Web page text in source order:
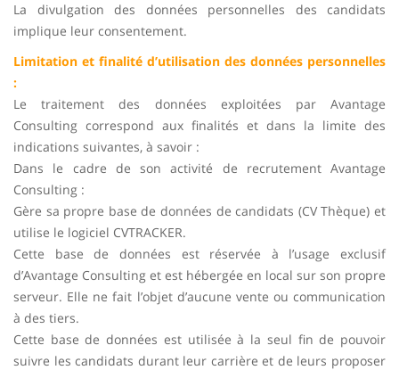
La divulgation des données personnelles des candidats
implique leur consentement.
Limitation et finalité d’utilisation des données personnelles
:
Le traitement des données exploitées par Avantage
Consulting correspond aux finalités et dans la limite des
indications suivantes, à savoir :
Dans le cadre de son activité de recrutement Avantage
Consulting :
Gère sa propre base de données de candidats (CV Thèque) et
utilise le logiciel CVTRACKER.
Cette base de données est réservée à l’usage exclusif
d’Avantage Consulting et est hébergée en local sur son propre
serveur. Elle ne fait l’objet d’aucune vente ou communication
à des tiers.
Cette base de données est utilisée à la seul fin de pouvoir
suivre les candidats durant leur carrière et de leurs proposer